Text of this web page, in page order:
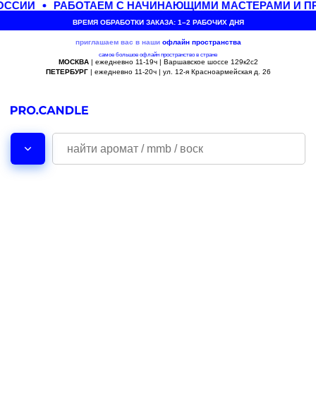
РАБОТАЕМ С НАЧИНАЮЩИМИ МАСТЕРАМИ И
ВРЕМЯ ОБРАБОТКИ ЗАКАЗА: 1–2 РАБОЧИХ ДНЯ
приглашаем вас в наши офлайн пространства
самое большое офлайн пространство в стране
МОСКВА| ежедневно 11-19ч | Варшавское шоссе 129к2с2
ПЕТЕРБУРГ| ежедневно 11-20ч | ул. 12-я Красноармейская д. 26